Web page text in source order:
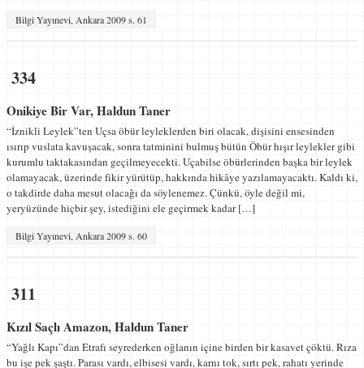
Bilgi Yayınevi, Ankara 2009 s. 61
334
Onikiye Bir Var, Haldun Taner
“İznikli Leylek”ten Uçsa öbür leyleklerden biri olacak, dişisini ensesinden
ısırıp vus­lata kavuşacak, sonra tatminini bulmuş bütün Öbür hışır leylekler gibi
kurumlu taktakasından geçilmeyecekti. Uçabilse öbürlerin­den başka bir leylek
olamayacak, üzerinde fikir yürütüp, hakkında hikâye yazılamayacaktı. Kaldı ki,
o takdirde daha mesut olacağı da söylenemez. Çünkü, öyle değil mi,
yeryüzünde hiçbir şey, istediği­ni ele geçirmek kadar […]
Bilgi Yayınevi, Ankara 2009 s. 60
311
Kızıl Saçlı Amazon, Haldun Taner
“Yağlı Kapı”dan Etrafı seyrederken oğlanın içine birden bir kasavet çöktü. Rıza
bu işe pek şaştı. Parası vardı, elbisesi vardı, karnı tok, sırtı pek, rahatı yerinde